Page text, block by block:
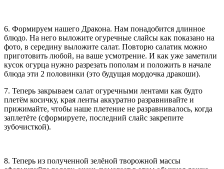
6. Формируем нашего Дракона. Нам понадобится длинное
блюдо. На него выложите огуречные слайсы как показано на
фото, в середину выложите салат. Повторю салатик можно
приготовить любой, на ваше усмотрение. И как уже заметили
кусок огурца нужно разрезать пополам и положить в начале
блюда эти 2 половинки (это будущая мордочка дракоши).
7. Теперь закрываем салат огуречными лентами как будто
плетём косичку, края ленты аккуратно разравнивайте и
прижимайте, чтобы наше плетение не разравнивалось, когда
заплетёте (сформируете, последний слайс закрепите
зубочисткой).
8. Теперь из полученной зелёной творожной массы